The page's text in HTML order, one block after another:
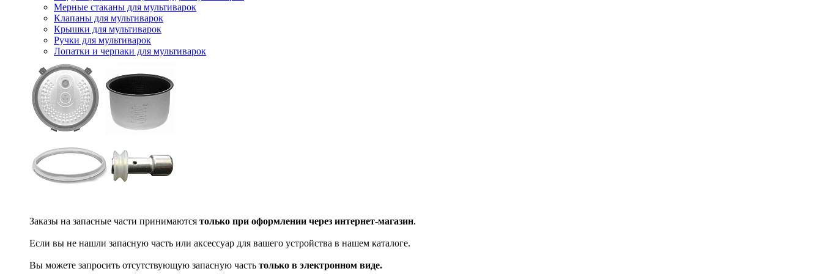
Мерные стаканы для мультиварок
Клапаны для мультиварок
Крышки для мультиварок
Ручки для мультиварок
Лопатки и черпаки для мультиварок
Заказы на запасные части принимаются только при оформлении через интернет-магазин.
Если вы не нашли запасную часть или аксессуар для вашего устройства в нашем каталоге.
Вы можете запросить отсутствующую запасную часть только в электронном виде.